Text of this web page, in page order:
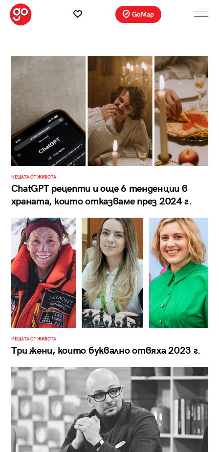
GoMap
НЕЩАТА ОТ ЖИВОТА
ChatGPT рецепти и още 6 тенденции в
храната, които отказваме през 2024 г.
НЕЩАТА ОТ ЖИВОТА
Три жени, които буквално отвяха 2023 г.